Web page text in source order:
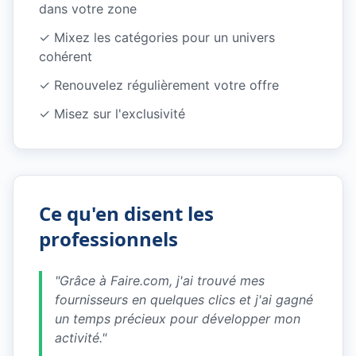
dans votre zone
✓ Mixez les catégories pour un univers
cohérent
✓ Renouvelez régulièrement votre offre
✓ Misez sur l'exclusivité
Ce qu'en disent les
professionnels
"Grâce à Faire.com, j'ai trouvé mes
fournisseurs en quelques clics et j'ai gagné
un temps précieux pour développer mon
activité."